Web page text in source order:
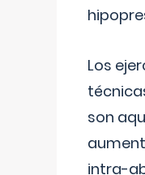
Los
son
intra-